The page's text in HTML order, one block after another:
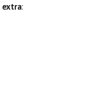
extra: